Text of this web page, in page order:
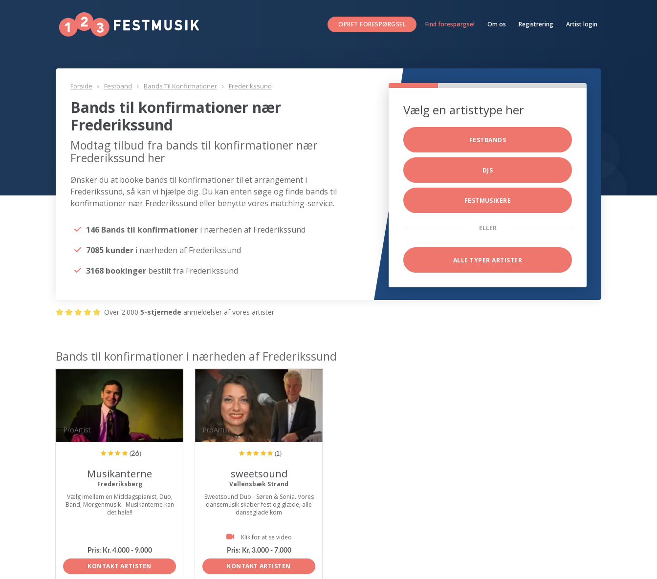
OPRET FORESPØRGSEL Find forespørgsel Om os Registrering Artist login
Forside Festband Bands Til Konfirmationer Frederikssund
Bands til konfirmationer nær
Frederikssund
Modtag tilbud fra bands til konfirmationer nær
Frederikssund her
Ønsker du at booke bands til konfirmationer til et arrangement i
Frederikssund, så kan vi hjælpe dig. Du kan enten søge og finde bands til
konfirmationer nær Frederikssund eller benytte vores matching-service.
146 Bands til konfirmationer i nærheden af Frederikssund
7085 kunder i nærheden af Frederikssund
3168 bookinger bestilt fra Frederikssund
Vælg en artisttype her
FESTBANDS
DJS
FESTMUSIKERE
ELLER
ALLE TYPER ARTISTER
Over 2.000 5-stjernede anmeldelser af vores artister
Bands til konfirmationer i nærheden af Frederikssund
ProArtist
(26)
Musikanterne
Frederiksberg
Vælg imellem en Middagspianist, Duo,
Band, Morgenmusik - Musikanterne kan
det hele!!
Pris: Kr. 4.000 - 9.000
KONTAKT ARTISTEN
ProArtist
(1)
sweetsound
Vallensbæk Strand
Sweetsound Duo - Søren & Sonia. Vores
dansemusik skaber fest og glæde, alle
danseglade kom
Klik for at se video
Pris: Kr. 3.000 - 7.000
KONTAKT ARTISTEN